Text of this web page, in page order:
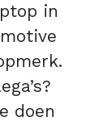
in
doen